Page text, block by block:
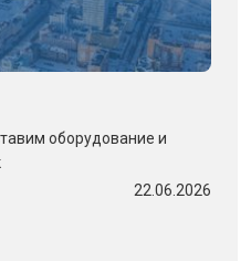
оборудование и
22.06.2026